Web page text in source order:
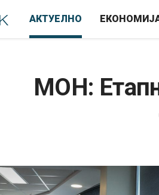
АКТУЕЛНО
МОН: